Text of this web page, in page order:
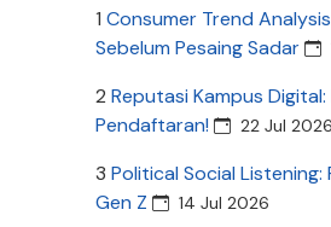
1 Consumer Trend
Sebelum Pesaing Sadar
2 Reputasi Kampus
Pendaftaran!
22 Jul 2026
3 Political Social Listening:
Gen Z
14 Jul 2026